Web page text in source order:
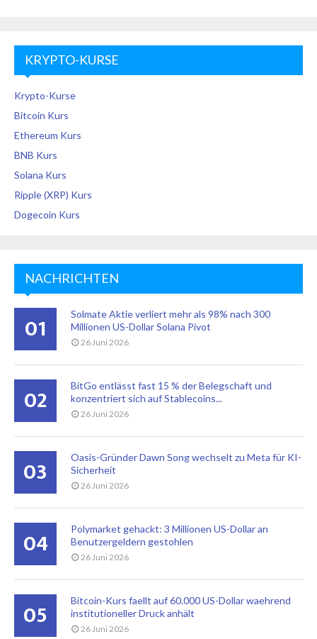
KRYPTO-KURSE
Krypto-Kurse
Bitcoin Kurs
Ethereum Kurs
BNB Kurs
Solana Kurs
Ripple (XRP) Kurs
Dogecoin Kurs
NACHRICHTEN
01
Solmate Aktie verliert mehr als 98% nach 300
Millionen US-Dollar Solana Pivot
26 Juni 2026
02
BitGo entlässt fast 15 % der Belegschaft und
konzentriert sich auf Stablecoins...
26 Juni 2026
03
Oasis-Gründer Dawn Song wechselt zu Meta für KI-
Sicherheit
26 Juni 2026
04
Polymarket gehackt: 3 Millionen US-Dollar an
Benutzergeldern gestohlen
26 Juni 2026
05
Bitcoin-Kurs faellt auf 60.000 US-Dollar waehrend
institutioneller Druck anhält
26 Juni 2026